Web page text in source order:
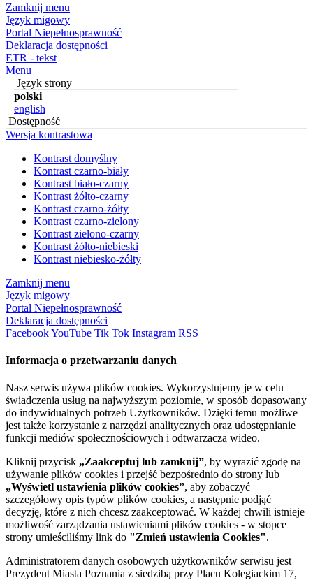
Zamknij menu
Język migowy
Portal Niepełnosprawność
Deklaracja dostępności
ETR - tekst
Menu
Język strony
polski
english
Dostępność
Wersja kontrastowa
Kontrast domyślny
Kontrast czarno-biały
Kontrast biało-czarny
Kontrast żółto-czarny
Kontrast czarno-żółty
Kontrast czarno-zielony
Kontrast zielono-czarny
Kontrast żółto-niebieski
Kontrast niebiesko-żółty
Zamknij menu
Język migowy
Portal Niepełnosprawność
Deklaracja dostępności
FacebookYouTube Tik Tok Instagram RSS
Informacja o przetwarzaniu danych
Nasz serwis używa plików cookies. Wykorzystujemy je w celu
świadczenia usług na najwyższym poziomie, w sposób dopasowany
do indywidualnych potrzeb Użytkowników. Dzięki temu możliwe
jest także korzystanie z narzędzi analitycznych oraz udostępnianie
funkcji mediów społecznościowych i odtwarzacza wideo.
Kliknij przycisk „Zaakceptuj lub zamknij”, by wyrazić zgodę na
używanie plików cookies i przejść bezpośrednio do strony lub
„Wyświetl ustawienia plików cookies”, aby zobaczyć
szczegółowy opis typów plików cookies, a następnie podjąć
decyzję, które z nich chcesz zaakceptować. W każdej chwili istnieje
możliwość zarządzania ustawieniami plików cookies - w stopce
strony umieściliśmy link do "Zmień ustawienia Cookies".
Administratorem danych osobowych użytkowników serwisu jest
Prezydent Miasta Poznania z siedzibą przy Placu Kolegiackim 17,